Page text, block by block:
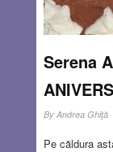
Serena
By Andrea Ghiţă
Pe căldura